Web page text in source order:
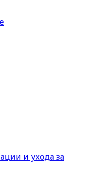
спиртовой
и ухода за